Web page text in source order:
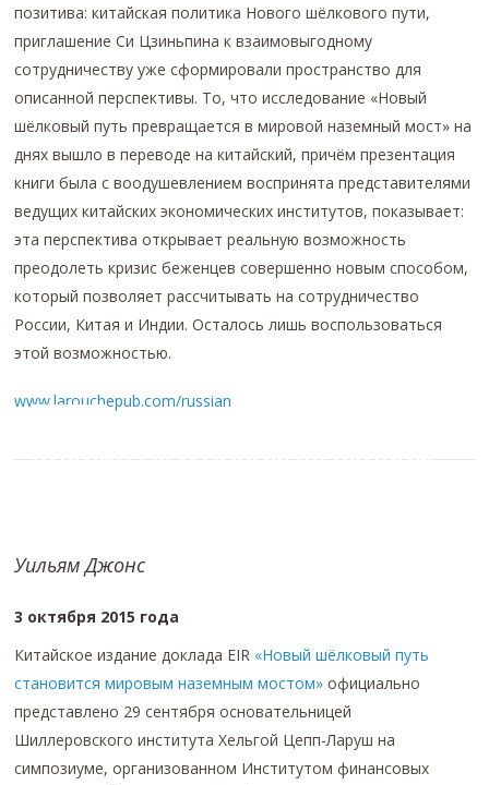
позитива: китайская политика Нового шёлкового пути,
приглашение Си Цзиньпина к взаимовыгодному
сотрудничеству уже сформировали пространство для
описанной перспективы. То, что исследование «Новый
шёлковый путь превращается в мировой наземный мост» на
днях вышло в переводе на китайский, причём презентация
книги была с воодушевлением воспринята представителями
ведущих китайских экономических институтов, показывает:
эта перспектива открывает реальную возможность
преодолеть кризис беженцев совершенно новым способом,
который позволяет рассчитывать на сотрудничество
России, Китая и Индии. Осталось лишь воспользоваться
этой возможностью.
www.larouchepub.com/russian
ДОКЛАД EIR О НОВОМ ШЁЛКОВОМ
Уильям Джонс
3 октября 2015 года
Китайское издание доклада EIR «Новый шёлковый путь
становится мировым наземным мостом» официально
представлено 29 сентября основательницей
Шиллеровского института Хельгой Цепп-Ларуш на
симпозиуме, организованном Институтом финансовых